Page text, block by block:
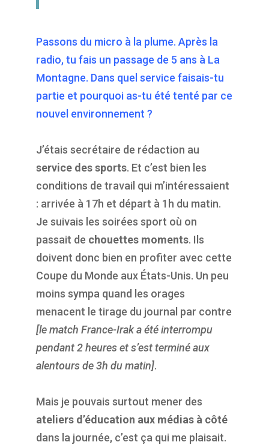
Passons du micro à la plume. Après la
radio, tu fais un passage de 5 ans à La
Montagne. Dans quel service faisais-tu
partie et pourquoi as-tu été tenté par ce
nouvel environnement ?
J’étais secrétaire de rédaction au
service des sports. Et c’est bien les
conditions de travail qui m’intéressaient
: arrivée à 17h et départ à 1h du matin.
Je suivais les soirées sport où on
passait de chouettes moments. Ils
doivent donc bien en profiter avec cette
Coupe du Monde aux États-Unis. Un peu
moins sympa quand les orages
menacent le tirage du journal par contre
[le match France-Irak a été interrompu
pendant 2 heures et s’est terminé aux
alentours de 3h du matin].
Mais je pouvais surtout mener des
ateliers d’éducation aux médias à côté
dans la journée, c’est ça qui me plaisait.